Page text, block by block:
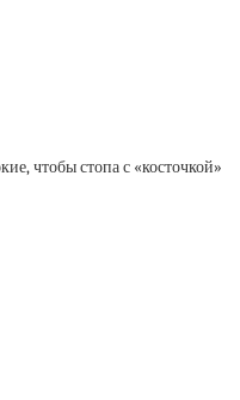
чтобы стопа с «косточкой»